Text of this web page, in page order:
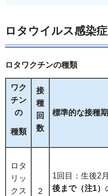
ロタウイルス感染症
ロタワクチンの種類
ワク
チン
の
種類
接
種
回
数
標準的な接種
ロタ
リッ
クス
2
1回目：生後2
後まで（注1）